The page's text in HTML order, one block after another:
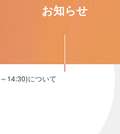
お知らせ
14:30)について